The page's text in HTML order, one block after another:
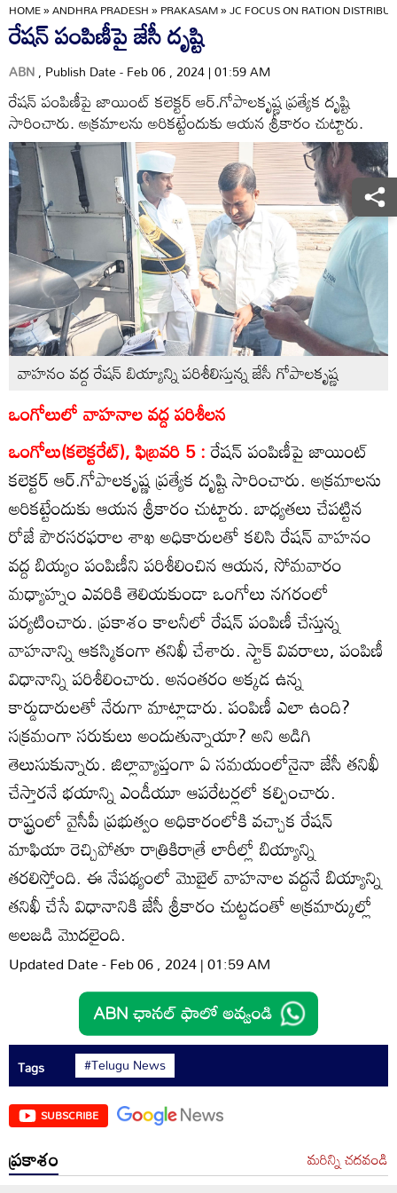
HOME»ANDHRA PRADESH»PRAKASAM»JC FOCUS ON RATION
రేషన్‌ పంపిణీపై జేసీ దృష్టి
ABN, Publish Date - Feb 06 , 2024 | 01:59 AM
రేషన్‌ పంపిణీపై జాయింట్‌ కలెక్టర్‌ ఆర్‌.గోపాలకృష్ణ ప్రత్యేక దృష్టి
సారించారు. అక్రమాలను అరికట్టేందుకు ఆయన శ్రీకారం చుట్టారు.
వాహనం వద్ద రేషన్‌ బియ్యాన్ని పరిశీలిస్తున్న జేసీ గోపాలకృష్ణ
ఒంగోలులో వాహనాల వద్ద పరిశీలన
ఒంగోలు(కలెక్టరేట్‌), ఫిబ్రవరి 5 :రేషన్‌ పంపిణీపై జాయింట్‌
కలెక్టర్‌ ఆర్‌.గోపాలకృష్ణ ప్రత్యేక దృష్టి సారించారు. అక్రమాలను
అరికట్టేందుకు ఆయన శ్రీకారం చుట్టారు. బాధ్యతలు చేపట్టిన
రోజే పౌరసరఫరాల శాఖ అధికారులతో కలిసి రేషన్‌ వాహనం
వద్ద బియ్యం పంపిణీని పరిశీలించిన ఆయన, సోమవారం
మధ్యాహ్నం ఎవరికి తెలియకుండా ఒంగోలు నగరంలో
పర్యటించారు. ప్రకాశం కాలనీలో రేషన్‌ పంపిణీ చేస్తున్న
వాహనాన్ని ఆకస్మికంగా తనిఖీ చేశారు. స్టాక్‌ వివరాలు, పంపిణీ
విధానాన్ని పరిశీలించారు. అనంతరం అక్కడ ఉన్న
కార్డుదారులతో నేరుగా మాట్లాడారు. పంపిణీ ఎలా ఉంది?
సక్రమంగా సరుకులు అందుతున్నాయా? అని అడిగి
తెలుసుకున్నారు. జిల్లావ్యాప్తంగా ఏ సమయంలోనైనా జేసీ తనిఖీ
చేస్తారనే భయాన్ని ఎండీయూ ఆపరేటర్లలో కల్పించారు.
రాష్ట్రంలో వైసీపీ ప్రభుత్వం అధికారంలోకి వచ్చాక రేషన్‌
మాఫియా రెచ్చిపోతూ రాత్రికిరాత్రే లారీల్లో బియ్యాన్ని
తరలిస్తోంది. ఈ నేపథ్యంలో మొబైల్‌ వాహనాల వద్దనే బియ్యాన్ని
తనిఖీ చేసే విధానానికి జేసీ శ్రీకారం చుట్టడంతో అక్రమార్కుల్లో
అలజడి మొదలైంది.
Updated Date - Feb 06 , 2024 | 01:59 AM
Tags #Telugu News
SUBSCRIBE
ప్రకాశం మరిన్ని చదవండి